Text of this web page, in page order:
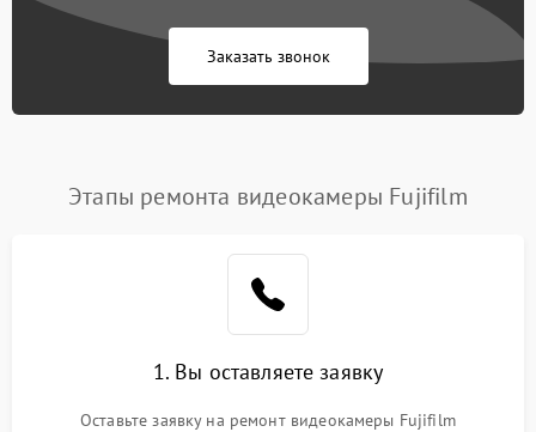
Заказать звонок
Этапы ремонта видеокамеры Fujifilm
1. Вы оставляете заявку
Оставьте заявку на ремонт видеокамеры Fujifilm